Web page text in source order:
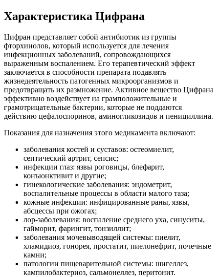
Характеристика Цифрана
Цифран представляет собой антибиотик из группы
фторхинолов, который используется для лечения
инфекционных заболеваний, сопровождающихся
выраженным воспалением. Его терапевтический эффект
заключается в способности препарата подавлять
жизнедеятельность патогенных микроорганизмов и
предотвращать их размножение. Активное вещество Цифрана
эффективно воздействует на грамположительные и
грамотрицательные бактерии, которые не поддаются
действию цефалоспоринов, аминогликозидов и пенициллина.
Показания для назначения этого медикамента включают:
заболевания костей и суставов: остеомиелит,
септический артрит, сепсис;
инфекции глаз: язвы роговицы, блефарит,
конъюнктивит и другие;
гинекологические заболевания: эндометрит,
воспалительные процессы в области малого таза;
кожные инфекции: инфицированные раны, язвы,
абсцессы при ожогах;
лор-заболевания: воспаление среднего уха, синуситы,
гайморит, фарингит, тонзиллит;
заболевания мочевыводящей системы: пиелит,
хламидиоз, гонорея, простатит, пиелонефрит, почечные
камни;
патологии пищеварительной системы: шигеллез,
кампилобактериоз, сальмонеллез, перитонит.